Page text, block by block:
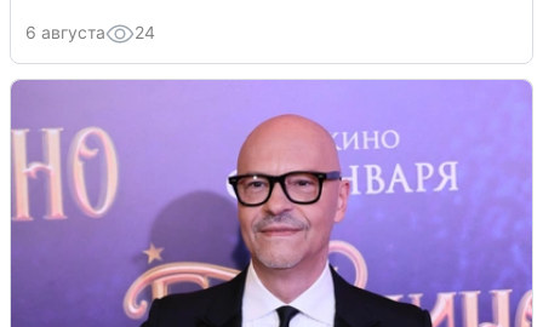
6 августа 24